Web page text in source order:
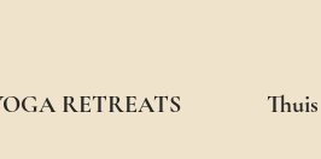
RETREATS Thuis